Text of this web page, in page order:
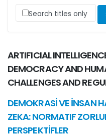
Search titles only
ARTIFICIAL
DEMOCRACY AND
CHALLENGES AND
DEMOKRASİ VE İNSAN
ZEKA: NORMATIF
PERSPEKTİFLER